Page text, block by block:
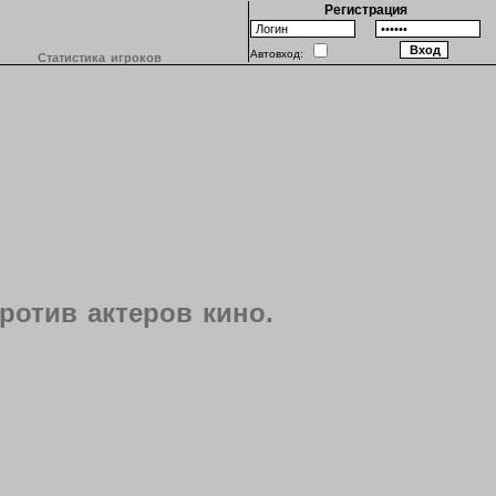
Статистика игроков
Регистрация
Автовход:
актеров кино.